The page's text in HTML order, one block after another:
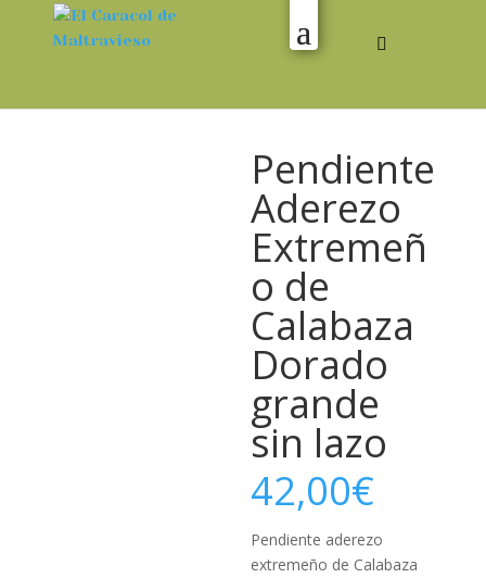
Pendiente
Aderezo
Extremeñ
o de
Calabaza
Dorado
grande
sin lazo
42,00€
Pendiente aderezo
extremeño de Calabaza